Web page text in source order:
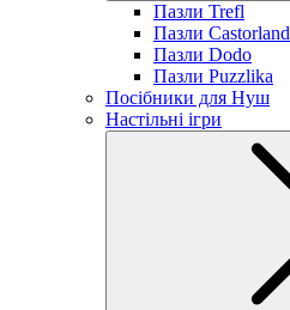
Пазли Trefl
Пазли Castorland
Пазли Dodo
Пазли Puzzlika
Посібники для Нуш
Настільні ігри